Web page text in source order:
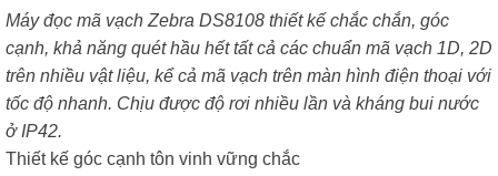
Máy đọc mã vạch Zebra DS8108 thiết kế chắc chắn, góc
cạnh, khả năng quét hầu hết tất cả các chuẩn mã vạch 1D, 2D
trên nhiều vật liệu, kể cả mã vạch trên màn hình điện thoại với
tốc độ nhanh. Chịu được độ rơi nhiều lần và kháng bui nước
ở IP42.
Thiết kế góc cạnh tôn vinh vững chắc